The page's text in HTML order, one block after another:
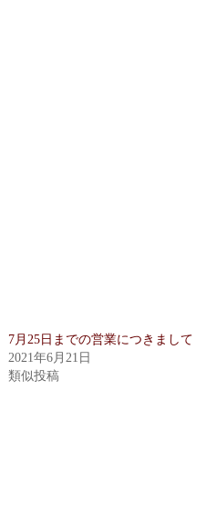
7月25日までの営業につきまして
2021年6月21日
類似投稿